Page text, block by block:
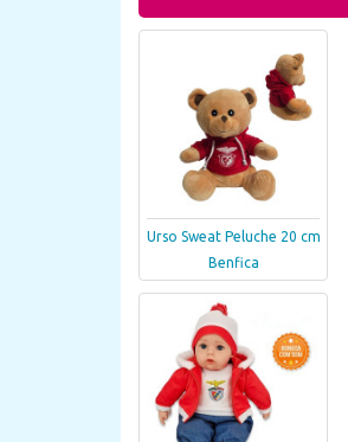
Urso Sweat Peluche 20 cm
Benfica